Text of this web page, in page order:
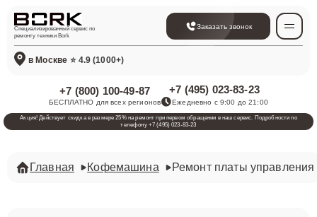
Специализированный сервис по
ремонту техники Bork
Заказать звонок
в Москве ⭐ 4.9 (1000+)
+7 (800) 100-49-87
БЕСПЛАТНО для всех регионов
+7 (495) 023-83-23
Ежедневно с 9:00 до 21:00
Акция! Действует скидка в размере 25% на ремонт при первом обращении в наш сервис. Подробности по
телефону +7 (495) 023-83-23
Главная Кофемашина Ремонт платы управления